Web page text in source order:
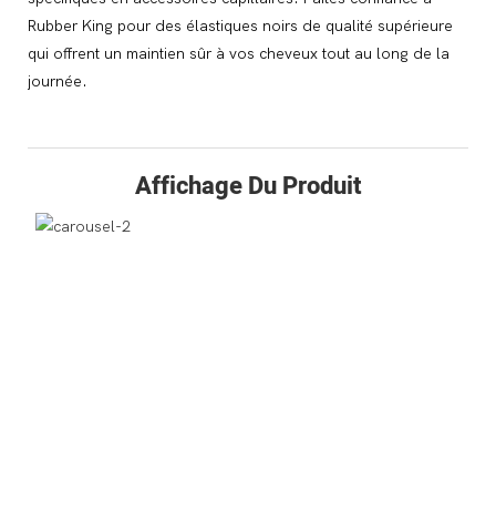
Rubber King pour des élastiques noirs de qualité supérieure
qui offrent un maintien sûr à vos cheveux tout au long de la
journée.
Affichage Du Produit